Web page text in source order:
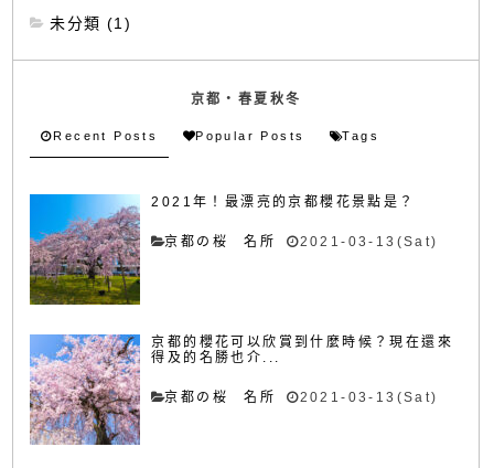
未分類 (1)
京都・春夏秋冬
Recent Posts Popular Posts Tags
2021年！最漂亮的京都櫻花景點是？
京都の桜 名所 2021-03-13(Sat)
京都的櫻花可以欣賞到什麼時候？現在還來
得及的名勝也介...
京都の桜 名所 2021-03-13(Sat)